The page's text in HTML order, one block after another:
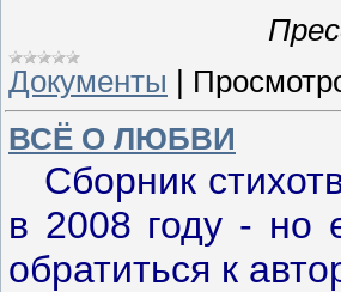
Документы
ВСЁ О ЛЮБВИ
Сборник
в 2008 году - но
обратиться к